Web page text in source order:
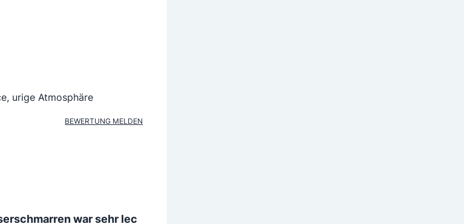
urige Atmosphäre
BEWERTUNG MELDEN
war sehr lec